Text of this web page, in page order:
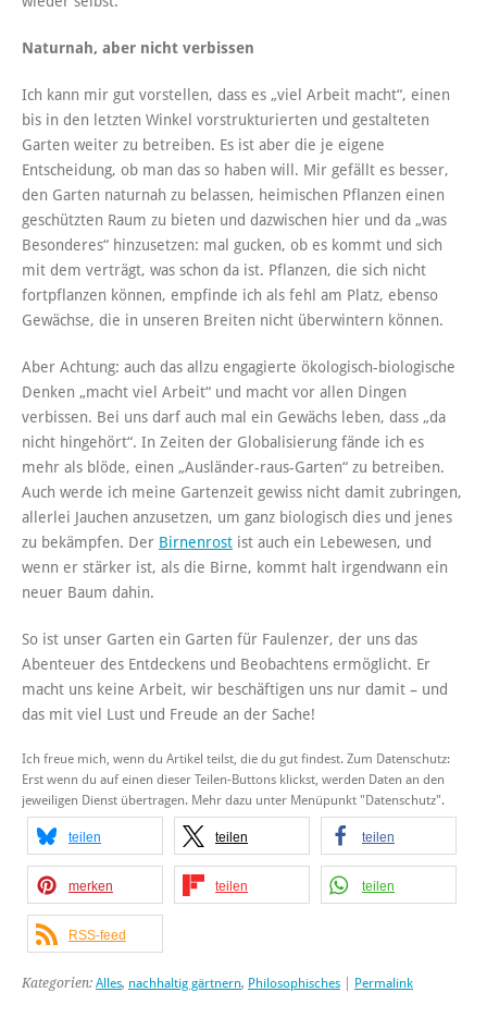
Naturnah, aber nicht verbissen
Ich kann mir gut vorstellen, dass es „viel Arbeit macht“, einen
bis in den letzten Winkel vorstrukturierten und gestalteten
Garten weiter zu betreiben. Es ist aber die je eigene
Entscheidung, ob man das so haben will. Mir gefällt es besser,
den Garten naturnah zu belassen, heimischen Pflanzen einen
geschützten Raum zu bieten und dazwischen hier und da „was
Besonderes“ hinzusetzen: mal gucken, ob es kommt und sich
mit dem verträgt, was schon da ist. Pflanzen, die sich nicht
fortpflanzen können, empfinde ich als fehl am Platz, ebenso
Gewächse, die in unseren Breiten nicht überwintern können.
Aber Achtung: auch das allzu engagierte ökologisch-biologische
Denken „macht viel Arbeit“ und macht vor allen Dingen
verbissen. Bei uns darf auch mal ein Gewächs leben, dass „da
nicht hingehört“. In Zeiten der Globalisierung fände ich es
mehr als blöde, einen „Ausländer-raus-Garten“ zu betreiben.
Auch werde ich meine Gartenzeit gewiss nicht damit zubringen,
allerlei Jauchen anzusetzen, um ganz biologisch dies und jenes
zu bekämpfen. Der Birnenrost ist auch ein Lebewesen, und
wenn er stärker ist, als die Birne, kommt halt irgendwann ein
neuer Baum dahin.
So ist unser Garten ein Garten für Faulenzer, der uns das
Abenteuer des Entdeckens und Beobachtens ermöglicht. Er
macht uns keine Arbeit, wir beschäftigen uns nur damit – und
das mit viel Lust und Freude an der Sache!
Ich freue mich, wenn du Artikel teilst, die du gut findest. Zum Datenschutz:
Erst wenn du auf einen dieser Teilen-Buttons klickst, werden Daten an den
jeweiligen Dienst übertragen. Mehr dazu unter Menüpunkt "Datenschutz".
teilen teilen teilen
merken teilen teilen
RSS-feed
Kategorien: Alles, nachhaltig gärtnern, Philosophisches Permalink